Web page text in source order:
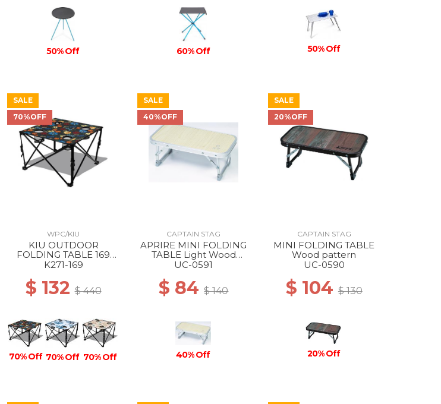
50% Off 60% Off 50% Off
SALE
70%OFF
WPC/KIU
KIU OUTDOOR
FOLDING TABLE 169
PSYCHEDELIC FLOWER
K271-169
$ 132$ 440
70% Off 70% Off 70% Off
SALE
40%OFF
CAPTAIN STAG
APRIRE MINI FOLDING
TABLE Light Wood
pattern
UC-0591
$ 84$ 140
40% Off
SALE
20%OFF
CAPTAIN STAG
MINI FOLDING TABLE
Wood pattern
UC-0590
$ 104 $ 130
20% Off